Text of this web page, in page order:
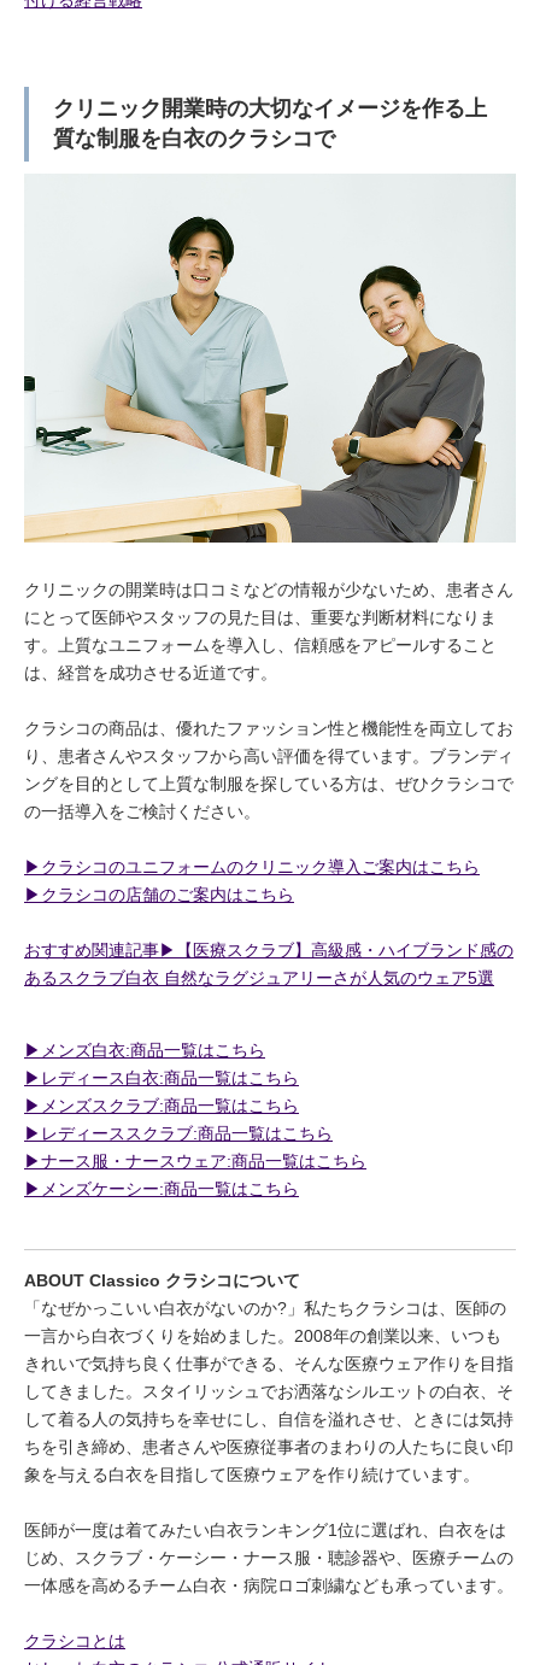
クリニック開業時の大切なイメージを作る上
質な制服を白衣のクラシコで
クリニックの開業時は口コミなどの情報が少ないため、患者さん
にとって医師やスタッフの見た目は、重要な判断材料になりま
す。上質なユニフォームを導入し、信頼感をアピールすること
は、経営を成功させる近道です。
クラシコの商品は、優れたファッション性と機能性を両立してお
り、患者さんやスタッフから高い評価を得ています。ブランディ
ングを目的として上質な制服を探している方は、ぜひクラシコで
の一括導入をご検討ください。
▶︎クラシコのユニフォームのクリニック導入ご案内はこちら
▶︎クラシコの店舗のご案内はこちら
おすすめ関連記事▶︎【医療スクラブ】高級感・ハイブランド感の
あるスクラブ白衣 自然なラグジュアリーさが人気のウェア5選
▶︎メンズ白衣:商品一覧はこちら
▶︎レディース白衣:商品一覧はこちら
▶︎メンズスクラブ:商品一覧はこちら
▶︎レディーススクラブ:商品一覧はこちら
▶︎ナース服・ナースウェア:商品一覧はこちら
▶︎メンズケーシー:商品一覧はこちら
ABOUT Classico クラシコについて
「なぜかっこいい白衣がないのか?」私たちクラシコは、医師の
一言から白衣づくりを始めました。2008年の創業以来、いつも
きれいで気持ち良く仕事ができる、そんな医療ウェア作りを目指
してきました。スタイリッシュでお洒落なシルエットの白衣、そ
して着る人の気持ちを幸せにし、自信を溢れさせ、ときには気持
ちを引き締め、患者さんや医療従事者のまわりの人たちに良い印
象を与える白衣を目指して医療ウェアを作り続けています。
医師が一度は着てみたい白衣ランキング1位に選ばれ、白衣をは
じめ、スクラブ・ケーシー・ナース服・聴診器や、医療チームの
一体感を高めるチーム白衣・病院ロゴ刺繍なども承っています。
クラシコとは